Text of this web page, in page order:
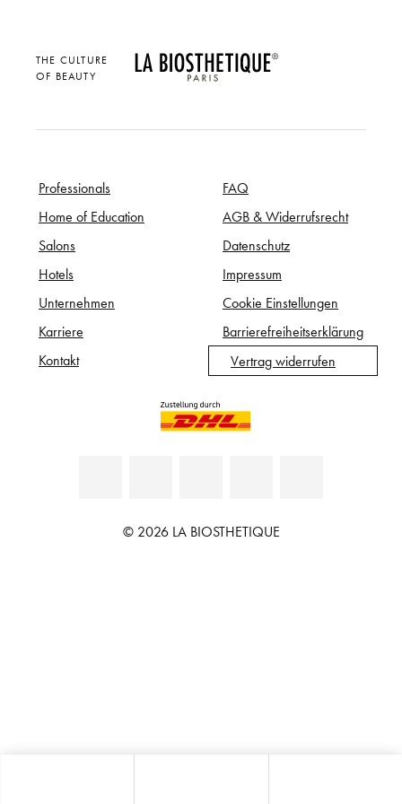
THE CULTURE
OF BEAUTY
Professionals
Home of Education
Salons
Hotels
Unternehmen
Karriere
Kontakt
FAQ
AGB & Widerrufsrecht
Datenschutz
Impressum
Cookie Einstellungen
Barrierefreiheitserklärung
Vertrag widerrufen
© 2026 LA BIOSTHETIQUE